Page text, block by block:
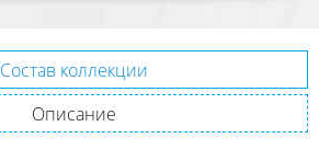
Состав коллекции
Описание